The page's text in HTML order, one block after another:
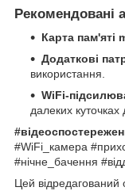
Рекомендовані
Карта пам'яті
Додаткові
використання.
WiFi-
далеких куточках
#WiFi_камера
#нічне_бачення
Цей відредагований